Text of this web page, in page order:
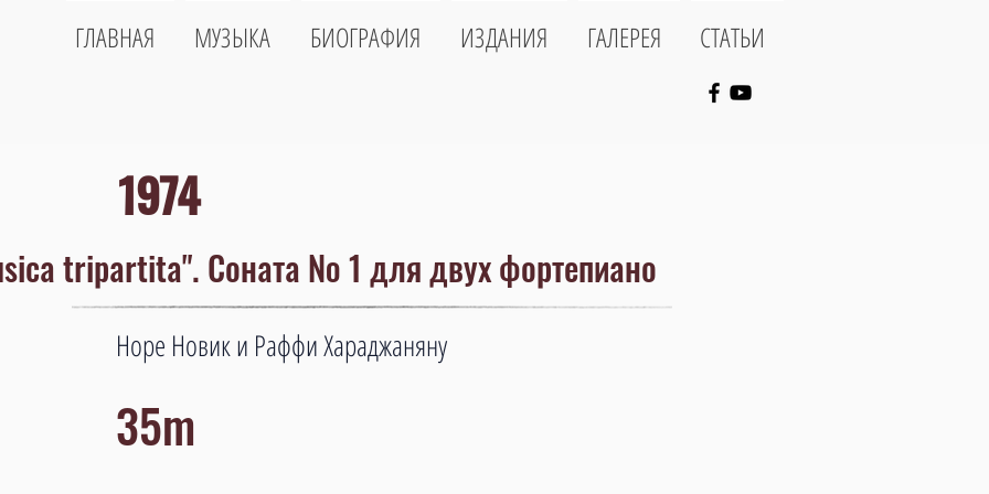
ГЛАВНАЯ МУЗЫКА БИОГРАФИЯ ИЗДАНИЯ ГАЛЕРЕЯ СТАТЬИ
1974
tripartita". Соната № 1 для двух фортепиано
Норе Новик и Раффи Хараджаняну
35m